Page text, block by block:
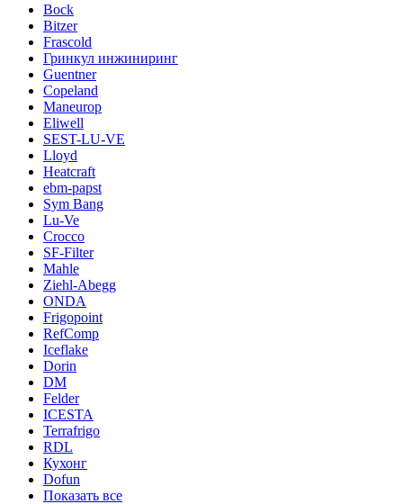
Bock
Bitzer
Frascold
Гринкул инжиниринг
Guentner
Copeland
Maneurop
Eliwell
SEST-LU-VE
Lloyd
Heatcraft
ebm-papst
Sym Bang
Lu-Ve
Crocco
SF-Filter
Mahle
Ziehl-Abegg
ONDA
Frigopoint
RefComp
Iceflake
Dorin
DM
Felder
ICESTA
Terrafrigo
RDL
Кухонг
Dofun
Показать все